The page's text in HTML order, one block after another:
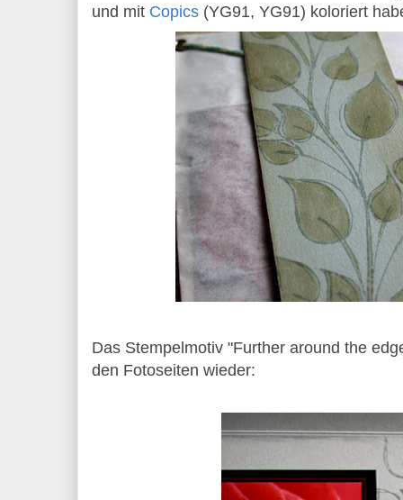
und mit Copics (YG91, YG91) koloriert
Das Stempelmotiv "Further around the
den Fotoseiten wieder: